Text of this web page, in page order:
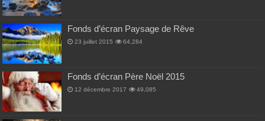
Fonds d’écran Paysage de Rêve
23 juillet 2015 64,284
Fonds d’écran Père Noël 2015
12 décembre 2017 49,085